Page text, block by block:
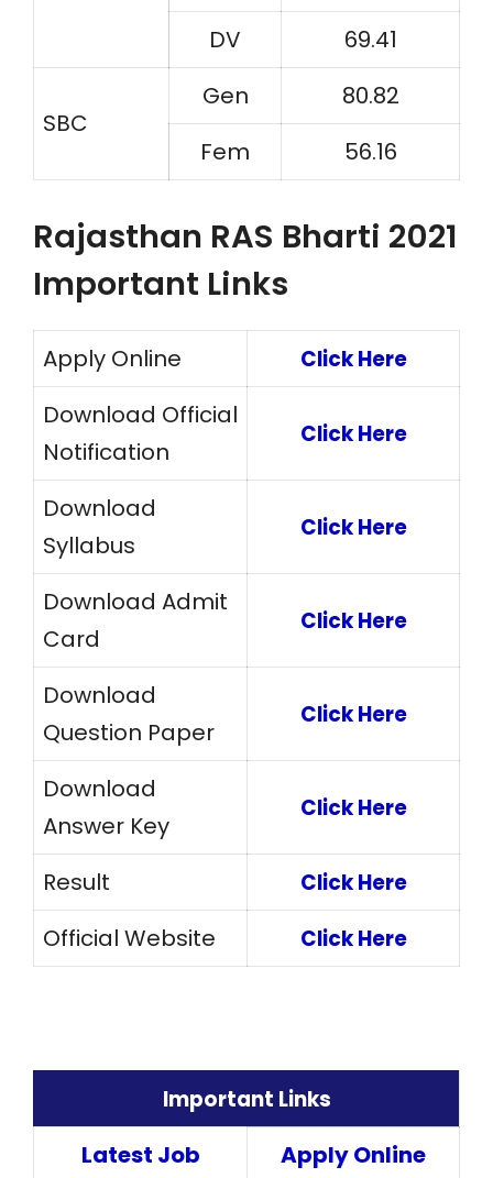
DV
69.41
SBC
Gen
80.82
Fem
56.16
Rajasthan RAS Bharti 2021
Important Links
Apply Online Click Here
Download Official
Notification
Click Here
Download
Syllabus
Click Here
Download Admit
Card
Click Here
Download
Question Paper
Click Here
Download
Answer Key
Click Here
Result Click Here
Official Website Click Here
Important Links
Latest Job Apply Online